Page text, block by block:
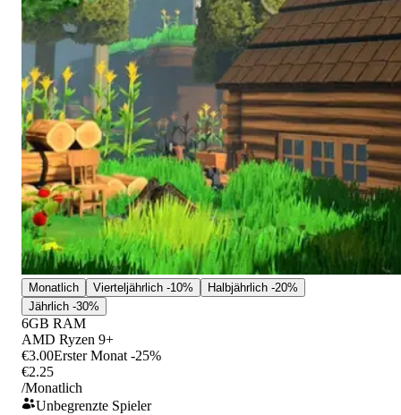
Monatlich Vierteljährlich -10% Halbjährlich -20%
Jährlich -30%
6GB RAM
AMD Ryzen 9+
€3.00Erster Monat -25%
€2.25
/Monatlich
Unbegrenzte Spieler